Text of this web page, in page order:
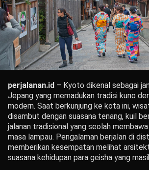
perjalanan.id – Kyoto dikenal sebagai
Jepang yang memadukan tradisi kuno
modern. Saat berkunjung ke kota ini,
disambut dengan suasana tenang, kuil
jalanan tradisional yang seolah
masa lampau. Pengalaman berjalan di
memberikan kesempatan melihat
suasana kehidupan para geisha yang